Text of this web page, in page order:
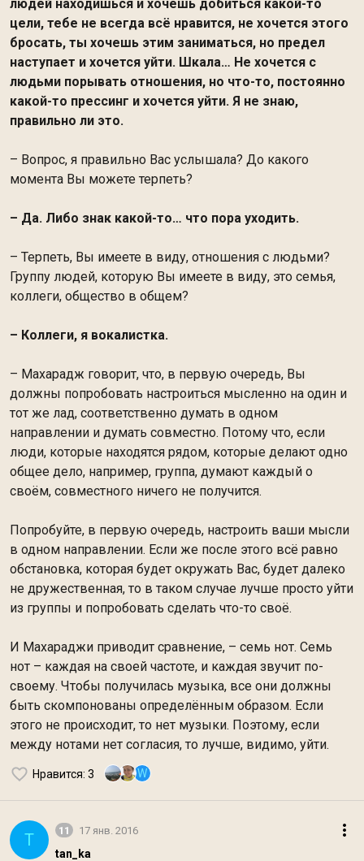
людей находишься и хочешь добиться какой-то
цели, тебе не всегда всё нравится, не хочется этого
бросать, ты хочешь этим заниматься, но предел
наступает и хочется уйти. Шкала… Не хочется с
людьми порывать отношения, но что-то, постоянно
какой-то прессинг и хочется уйти. Я не знаю,
правильно ли это.
– Вопрос, я правильно Вас услышала? До какого
момента Вы можете терпеть?
– Да. Либо знак какой-то… что пора уходить.
– Терпеть, Вы имеете в виду, отношения с людьми?
Группу людей, которую Вы имеете в виду, это семья,
коллеги, общество в общем?
– Коллеги, я вокалистка.
– Махарадж говорит, что, в первую очередь, Вы
должны попробовать настроиться мысленно на один и
тот же лад, соответственно думать в одном
направлении и думать совместно. Потому что, если
люди, которые находятся рядом, которые делают одно
общее дело, например, группа, думают каждый о
своём, совместного ничего не получится.
Попробуйте, в первую очередь, настроить ваши мысли
в одном направлении. Если же после этого всё равно
обстановка, которая будет окружать Вас, будет далеко
не дружественная, то в таком случае лучше просто уйти
из группы и попробовать сделать что-то своё.
И Махараджи приводит сравнение, – семь нот. Семь
нот – каждая на своей частоте, и каждая звучит по-
своему. Чтобы получилась музыка, все они должны
быть скомпонованы определённым образом. Если
этого не происходит, то нет музыки. Поэтому, если
между нотами нет согласия, то лучше, видимо, уйти.
Нравится: 3 W
T 11 17 янв. 2016
tan_ka